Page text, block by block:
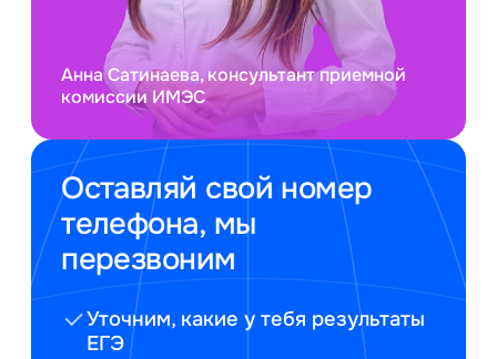
Оставляй свой номер
телефона, мы
перезвоним
Уточним, какие у тебя результаты
ЕГЭ
Анна Сатинаева, консультант приемной
комиссии ИМЭС